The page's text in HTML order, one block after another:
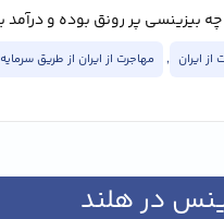
بیزینسی پر رونق بوده و درآمد
از ایران , مهاجرت از ایران از طریق
در هلند